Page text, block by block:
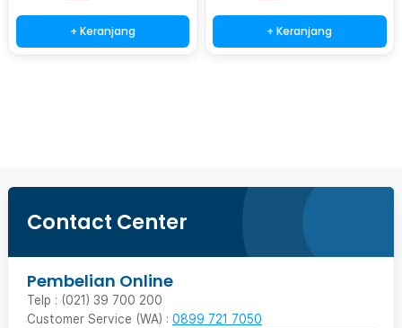
+ Keranjang + Keranjang
Contact Center
Pembelian Online
Telp : (021) 39 700 200
Customer Service (WA) : 0899 721 7050